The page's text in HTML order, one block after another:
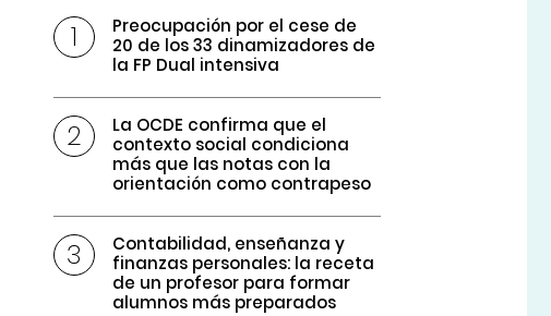
Preocupación por el cese de
20 de los 33 dinamizadores de
la FP Dual intensiva
La OCDE confirma que el
contexto social condiciona
más que las notas con la
orientación como contrapeso
Contabilidad, enseñanza y
finanzas personales: la receta
de un profesor para formar
alumnos más preparados